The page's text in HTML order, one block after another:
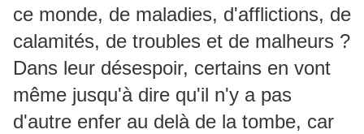
ce monde, de maladies, d'afflictions, de
calamités, de troubles et de malheurs ?
Dans leur désespoir, certains en vont
même jusqu'à dire qu'il n'y a pas
d'autre enfer au delà de la tombe, car